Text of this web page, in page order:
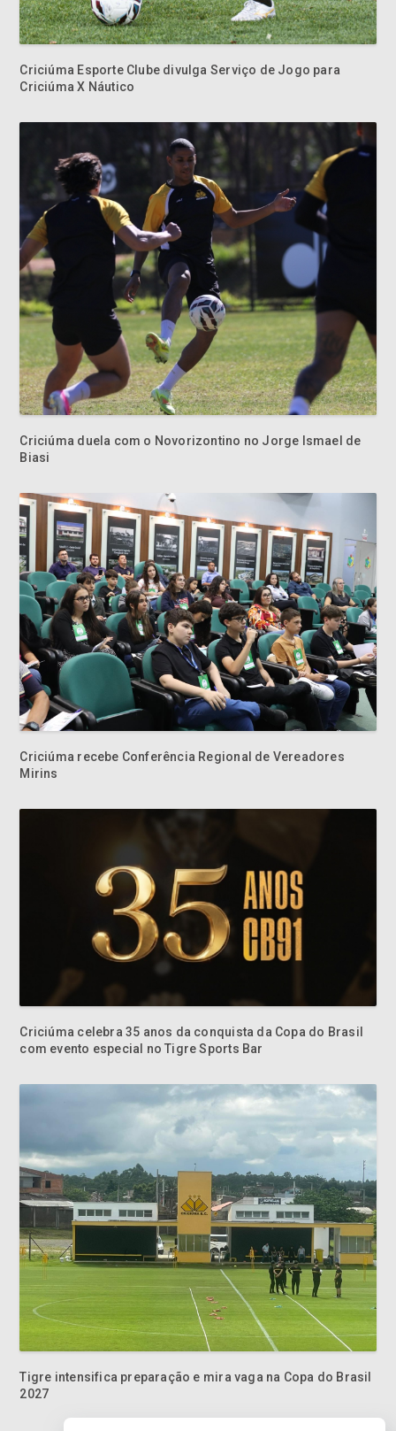
Criciúma Esporte Clube divulga Serviço de Jogo para
Criciúma X Náutico
Criciúma duela com o Novorizontino no Jorge Ismael de
Biasi
Criciúma recebe Conferência Regional de Vereadores
Mirins
Criciúma celebra 35 anos da conquista da Copa do Brasil
com evento especial no Tigre Sports Bar
Tigre intensifica preparação e mira vaga na Copa do Brasil
2027